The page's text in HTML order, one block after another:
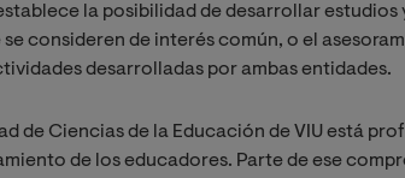
la posibilidad de desarrollar
se consideren de interés común, o el
desarrolladas por ambas entidades.
de Ciencias de la Educación de VIU está
de los educadores. Parte de ese